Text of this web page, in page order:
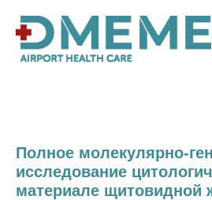
Полное молекулярно-
исследование
материале щитовидной